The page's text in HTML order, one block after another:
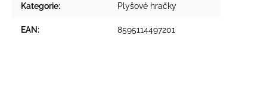
Kategorie: Plyšové hračky
EAN: 8595114497201